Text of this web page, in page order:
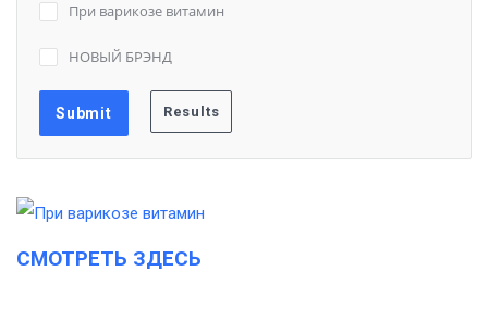
При варикозе витамин
НОВЫЙ БРЭНД
СМОТРЕТЬ ЗДЕСЬ